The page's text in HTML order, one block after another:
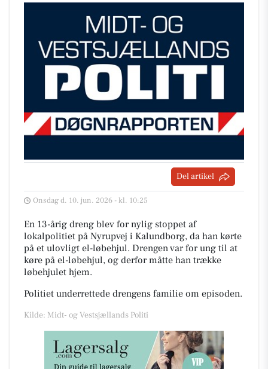
Del artikel
Onsdag d. 10. jun. 2026 - kl. 10:25
En 13-årig dreng blev for nylig stoppet af
lokalpolitiet på Nyrupvej i Kalundborg, da han kørte
på et ulovligt el-løbehjul. Drengen var for ung til at
køre på el-løbehjul, og derfor måtte han trække
løbehjulet hjem.
Politiet underrettede drengens familie om episoden.
Kilde: Midt- og Vestsjællands Politi